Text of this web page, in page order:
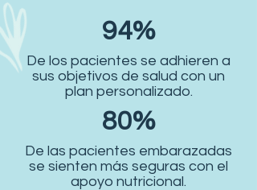
94%
De los pacientes se adhieren a
sus objetivos de salud con un
plan personalizado.
80%
De las pacientes embarazadas
se sienten más seguras con el
apoyo nutricional.